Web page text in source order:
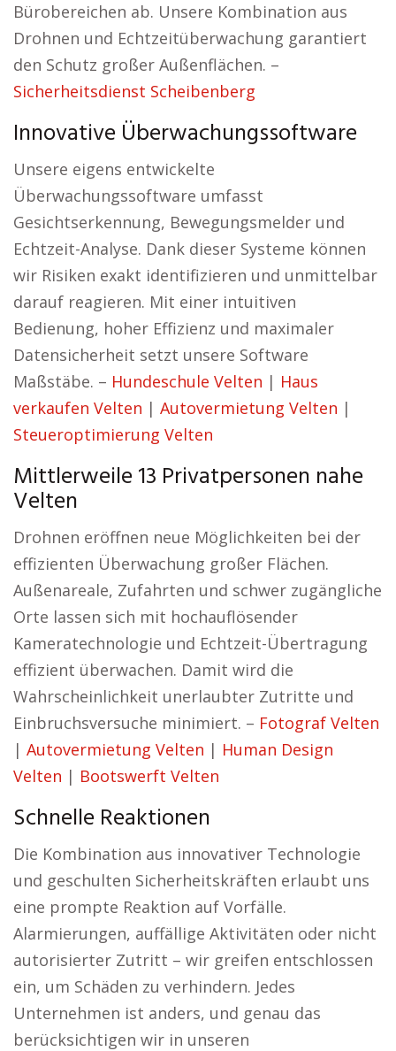
Bürobereichen ab. Unsere Kombination aus
Drohnen und Echtzeitüberwachung garantiert
den Schutz großer Außenflächen. –
Sicherheitsdienst Scheibenberg
Innovative Überwachungssoftware
Unsere eigens entwickelte
Überwachungssoftware umfasst
Gesichtserkennung, Bewegungsmelder und
Echtzeit-Analyse. Dank dieser Systeme können
wir Risiken exakt identifizieren und unmittelbar
darauf reagieren. Mit einer intuitiven
Bedienung, hoher Effizienz und maximaler
Datensicherheit setzt unsere Software
Maßstäbe. – Hundeschule Velten | Haus
verkaufen Velten | Autovermietung Velten |
Steueroptimierung Velten
Mittlerweile 13 Privatpersonen nahe
Velten
Drohnen eröffnen neue Möglichkeiten bei der
effizienten Überwachung großer Flächen.
Außenareale, Zufahrten und schwer zugängliche
Orte lassen sich mit hochauflösender
Kameratechnologie und Echtzeit-Übertragung
effizient überwachen. Damit wird die
Wahrscheinlichkeit unerlaubter Zutritte und
Einbruchsversuche minimiert. – Fotograf Velten
| Autovermietung Velten | Human Design
Velten | Bootswerft Velten
Schnelle Reaktionen
Die Kombination aus innovativer Technologie
und geschulten Sicherheitskräften erlaubt uns
eine prompte Reaktion auf Vorfälle.
Alarmierungen, auffällige Aktivitäten oder nicht
autorisierter Zutritt – wir greifen entschlossen
ein, um Schäden zu verhindern. Jedes
Unternehmen ist anders, und genau das
berücksichtigen wir in unseren